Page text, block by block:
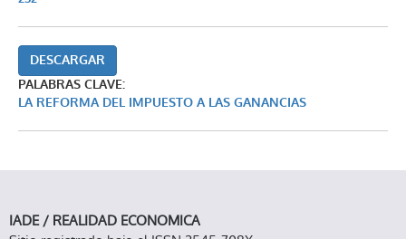
DESCARGAR
PALABRAS CLAVE:
LA REFORMA DEL IMPUESTO A LAS GANANCIAS
IADE / REALIDAD ECONOMICA